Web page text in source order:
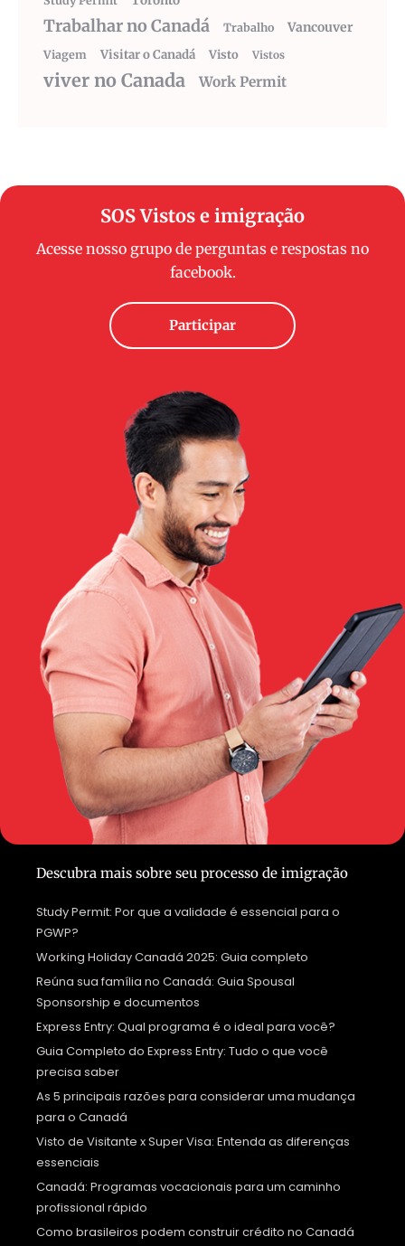
Trabalhar no Canadá Trabalho Vancouver
Viagem Visitar o Canadá Visto Vistos
viver no Canada Work Permit
SOS Vistos e imigração
Acesse nosso grupo de perguntas e respostas no
facebook.
Participar
Descubra mais sobre seu processo de imigração
Study Permit: Por que a validade é essencial para o
PGWP?
Working Holiday Canadá 2025: Guia completo
Reúna sua família no Canadá: Guia Spousal
Sponsorship e documentos
Express Entry: Qual programa é o ideal para você?
Guia Completo do Express Entry: Tudo o que você
precisa saber
As 5 principais razões para considerar uma mudança
para o Canadá
Visto de Visitante x Super Visa: Entenda as diferenças
essenciais
Canadá: Programas vocacionais para um caminho
profissional rápido
Como brasileiros podem construir crédito no Canadá